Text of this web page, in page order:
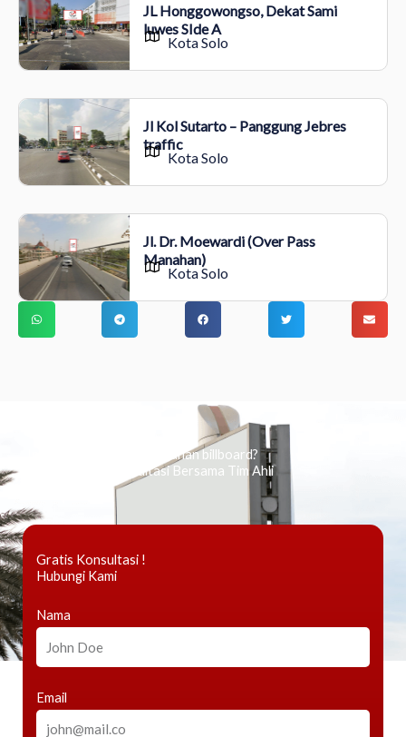
JL Honggowongso, Dekat Sami
luwes SIde A
Kota Solo
Jl Kol Sutarto – Panggung Jebres
traffic
Kota Solo
Jl. Dr. Moewardi (Over Pass
Manahan)
Kota Solo
Ingin tahu tentang periklanan billboard?
Kami Berikan Konsultasi Bersama Tim Ahli
Gratis Konsultasi !
Hubungi Kami
Nama
Email